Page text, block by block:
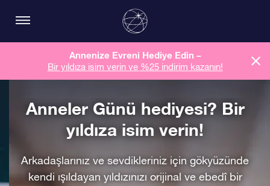
Annenize Evreni Hediye Edin –
Bir yıldıza isim verin ve %25 indirim kazanın!
Anneler Günü hediyesi? Bir
yıldıza isim verin!
Arkadaşlarınız ve sevdikleriniz için gökyüzünde
kendi ışıldayan yıldızınızı orijinal ve ebedî bir